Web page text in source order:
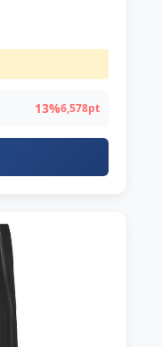
13%6,578pt